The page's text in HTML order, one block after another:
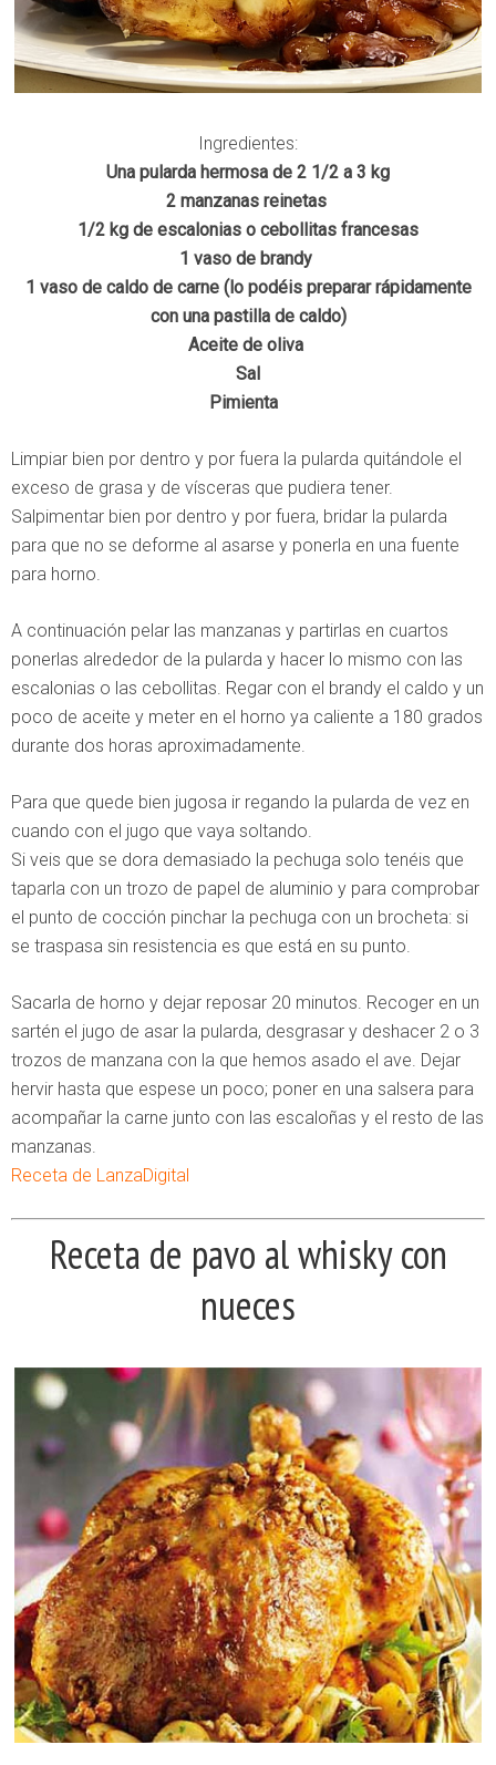
Ingredientes:
Una pularda hermosa de 2 1/2 a 3 kg
2 manzanas reinetas
1/2 kg de escalonias o cebollitas francesas
1 vaso de brandy
1 vaso de caldo de carne (lo podéis preparar rápidamente
con una pastilla de caldo)
Aceite de oliva
Sal
Pimienta
Limpiar bien por dentro y por fuera la pularda quitándole el
exceso de grasa y de vísceras que pudiera tener.
Salpimentar bien por dentro y por fuera, bridar la pularda
para que no se deforme al asarse y ponerla en una fuente
para horno.
A continuación pelar las manzanas y partirlas en cuartos
ponerlas alrededor de la pularda y hacer lo mismo con las
escalonias o las cebollitas. Regar con el brandy el caldo y un
poco de aceite y meter en el horno ya caliente a 180 grados
durante dos horas aproximadamente.
Para que quede bien jugosa ir regando la pularda de vez en
cuando con el jugo que vaya soltando.
Si veis que se dora demasiado la pechuga solo tenéis que
taparla con un trozo de papel de aluminio y para comprobar
el punto de cocción pinchar la pechuga con un brocheta: si
se traspasa sin resistencia es que está en su punto.
Sacarla de horno y dejar reposar 20 minutos. Recoger en un
sartén el jugo de asar la pularda, desgrasar y deshacer 2 o 3
trozos de manzana con la que hemos asado el ave. Dejar
hervir hasta que espese un poco; poner en una salsera para
acompañar la carne junto con las escaloñas y el resto de las
manzanas.
Receta de LanzaDigital
Receta de pavo al whisky con
nueces